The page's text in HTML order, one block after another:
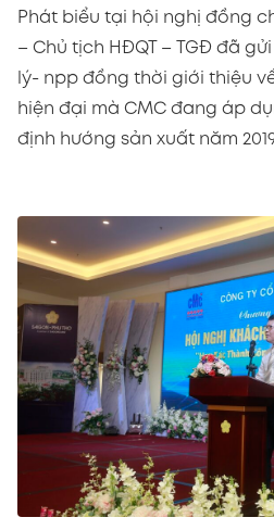
Phát biểu tại hội nghị đồng
– Chủ tịch HĐQT – TGĐ đã
lý- npp đồng thời giới thiệu
hiện đại mà CMC đang áp
định hướng sản xuất năm